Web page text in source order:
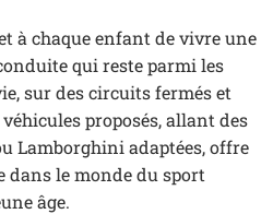
à chaque enfant de vivre une
qui reste parmi les
sur des circuits fermés et
proposés, allant des
Lamborghini adaptées, offre
dans le monde du sport
âge.